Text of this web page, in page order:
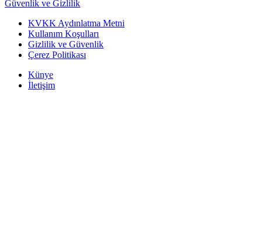
Güvenlik ve Gizlilik
KVKK Aydınlatma Metni
Kullanım Koşulları
Gizlilik ve Güvenlik
Çerez Politikası
Künye
İletişim